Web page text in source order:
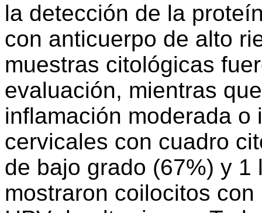
la detección de la
con anticuerpo de alto
muestras citológicas
evaluación, mientras
inflamación moderada
cervicales con cuadro
de bajo grado (67%) y
mostraron coilocitos